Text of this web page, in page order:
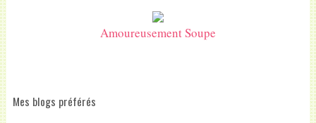
Amoureusement Soupe
Mes blogs préférés